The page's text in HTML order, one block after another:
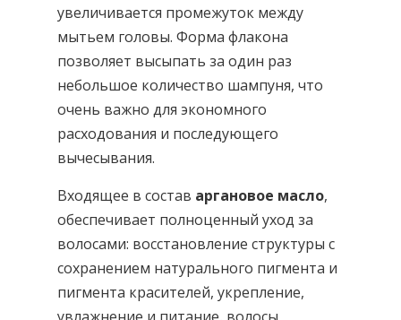
увеличивается промежуток между
мытьем головы. Форма флакона
позволяет высыпать за один раз
небольшое количество шампуня, что
очень важно для экономного
расходования и последующего
вычесывания.
Входящее в состав аргановое масло,
обеспечивает полноценный уход за
волосами: восстановление структуры с
сохранением натурального пигмента и
пигмента красителей, укрепление,